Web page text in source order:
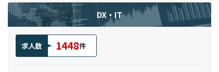
DX・IT
求人数 1448件